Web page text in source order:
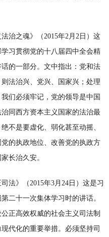
之魂》（2015年2月2日）这
习贯彻党的十八届四中全会精
的一部分。文中指出：党和法
法治兴、党兴、国家兴；处理
们必须牢记，党的领导是中国
同西方资本主义国家的法治最
不是要虚化、弱化甚至动摇、
的执政地位、改善党的执政方
长治久安。
》（2015年3月24日）这是习
二十一次集体学习时的讲话。
正高效权威的社会主义司法制
代化的重要举措。必须坚持司